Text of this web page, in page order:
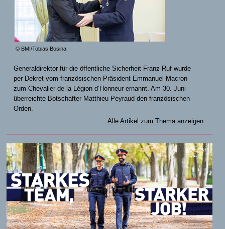
© BMI/Tobias Bosina
Generaldirektor für die öffentliche Sicherheit Franz Ruf wurde
per Dekret vom französischen Präsident Emmanuel Macron
zum Chevalier de la Légion d’Honneur ernannt. Am 30. Juni
überreichte Botschafter Matthieu Peyraud den französischen
Orden.
Alle Artikel zum Thema anzeigen